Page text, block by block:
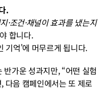
.
·조건·채널이 효과를 냈는지
합니다.
인 기억'에 머무르게 됩니다.
가운 성과지만, “어떤 실험
다음 캠페인에서는 또 제로